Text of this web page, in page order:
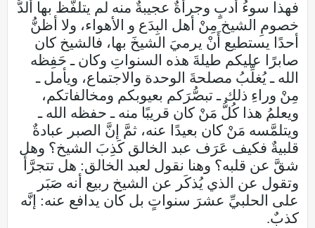
فهذا سوءُ أدبٍ وجرأةٌ عجيبةٌ منه لم يتلفَّظْ بها ألدُّ
خصومِ الشيخ مِنْ أهل البِدَع و الأهواء، ولا أظنُّ
أحدًا يستطيع أَنْ يرميَ الشيخَ بها، فالشيخ كان
صابرًا عليكم طيلةَ هذه السنواتِ وكان ـ حَفِظه
الله ـ يُغلِّبُ مصلحةَ الوحدة والاجتماع، ويأمل ـ
مِنْ وراءِ ذلك ـ تبصُّرَكم بعيوبكم ومخالفاتكم،
ويعلمُ هذا كُلُّ مَنْ كان قريبًا منه ـ حفظه الله ـ
ويتلمَّسه مَنْ كان بعيدًا عنه، ثمَّ إنَّ الصبر عبادةٌ
قلبيةٌ فكيف عَرَف عبد الخالق كَذِبَ الشيخ؟ وهل
شقَّ عن قلبه؟ وهنا نقول لعبد الخالق: هل تتجرَّأ
وتقول عن الذي يُذكَر عن الشيخ ربيع أنه صَبَر
على الحلبيِّ عشرَ سنواتٍ بل كان يدافع عنه: إنَّه
كذبٌ.